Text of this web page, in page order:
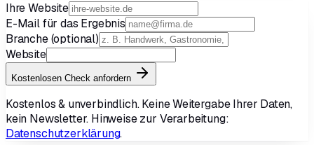
Ihre Website
E-Mail für das Ergebnis
Branche(optional)
Website
Kostenlosen Check anfordern
Kostenlos & unverbindlich. Keine Weitergabe Ihrer Daten,
kein Newsletter. Hinweise zur Verarbeitung:
Datenschutzerklärung.